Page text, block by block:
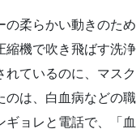
柔らかい動きのた
機で吹き飛ばす洗
ているのに、マス
は、白血病などの
ョレと電話で、「